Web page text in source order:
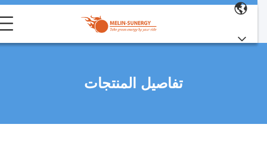
تفاصيل المنتجات